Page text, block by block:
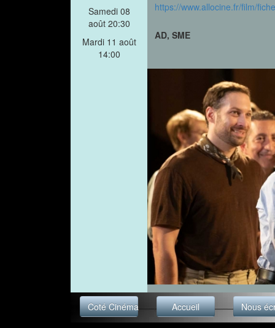
Samedi 08
août 20:30
Mardi 11 août
14:00
https://www.allocine.fr/film/
AD, SME
Coté Cinéma Accueil Nous